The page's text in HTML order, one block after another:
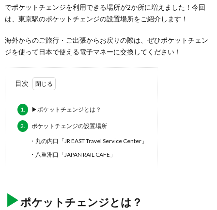
でポケットチェンジを利用できる場所が2か所に増えました！今回
は、東京駅のポケットチェンジの設置場所をご紹介します！
海外からのご旅行・ご出張からお戻りの際は、ぜひポケットチェン
ジを使って日本で使える電子マネーに交換してください！
目次
1. ▶ポケットチェンジとは？
2. ポケットチェンジの設置場所
・丸の内口「JR EAST Travel Service Center」
・八重洲口「JAPAN RAIL CAFE」
▶ポケットチェンジとは？